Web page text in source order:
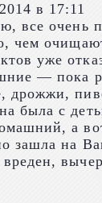
в 17:11
все очень
чем
уже
— пока
дрожжи,
была с
а
зашла на